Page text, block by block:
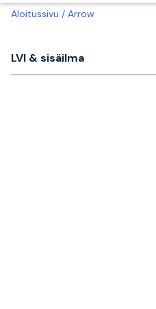
Aloitussivu Arrow
LVI & sisäilma